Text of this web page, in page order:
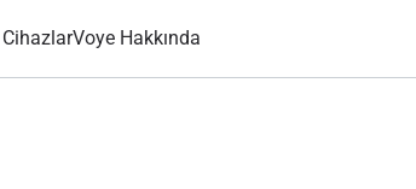
Voye Hakkında